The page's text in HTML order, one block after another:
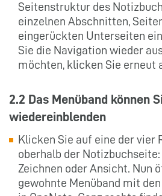
Seitenstruktur des
einzelnen Abschnitten,
eingerückten Unterseiten
Sie die Navigation wieder
möchten, klicken Sie erneut
2.2 Das Menüband können
wiedereinblenden
Klicken Sie auf eine der vier
oberhalb der
Zeichnen oder Ansicht. Nun
gewohnte Menüband mit